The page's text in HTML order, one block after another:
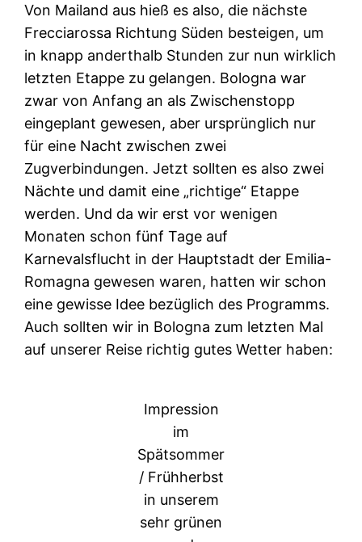
Von Mailand aus hieß es also, die nächste
Frecciarossa Richtung Süden besteigen, um
in knapp anderthalb Stunden zur nun wirklich
letzten Etappe zu gelangen. Bologna war
zwar von Anfang an als Zwischenstopp
eingeplant gewesen, aber ursprünglich nur
für eine Nacht zwischen zwei
Zugverbindungen. Jetzt sollten es also zwei
Nächte und damit eine „richtige“ Etappe
werden. Und da wir erst vor wenigen
Monaten schon fünf Tage auf
Karnevalsflucht in der Hauptstadt der Emilia-
Romagna gewesen waren, hatten wir schon
eine gewisse Idee bezüglich des Programms.
Auch sollten wir in Bologna zum letzten Mal
auf unserer Reise richtig gutes Wetter haben:
Impression
im
Spätsommer
/ Frühherbst
in unserem
sehr grünen